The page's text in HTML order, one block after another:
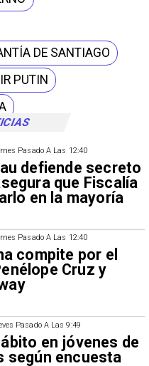
Pasado A Las 12:40
defiende secreto
que Fiscalía
en la mayoría
Pasado A Las 12:40
compite por el
Cruz y
Pasado A Las 9:49
en jóvenes de
según encuesta
DE SANTIAGO
PUTIN